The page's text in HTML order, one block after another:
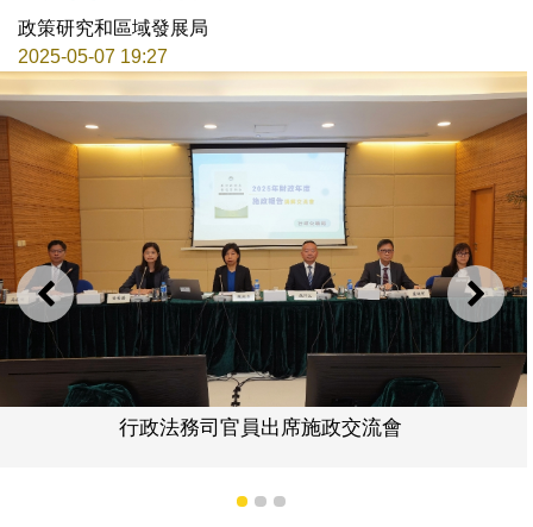
政策研究和區域發展局
2025-05-07 19:27
上一則 下一
行政法務司官員出席施政交流會
1 2 3